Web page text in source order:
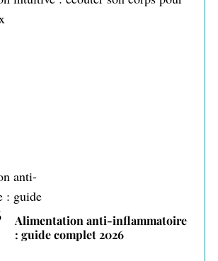
Alimentation anti-inflammatoire
: guide complet 2026